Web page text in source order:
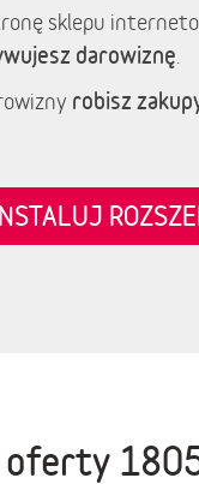
sklepu
darowiznę
robisz
oferty